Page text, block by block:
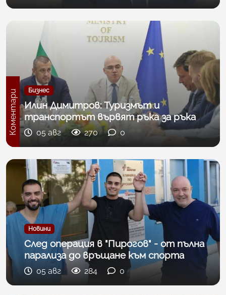
Бизнес
Коментари
Илин Димитров: Туризмът и
транспортът вървят ръка за ръка
05 авг 270 0
Новини
След операция в "Пирогов" - от пълна
парализа до връщане към спорта
05 авг 284 0